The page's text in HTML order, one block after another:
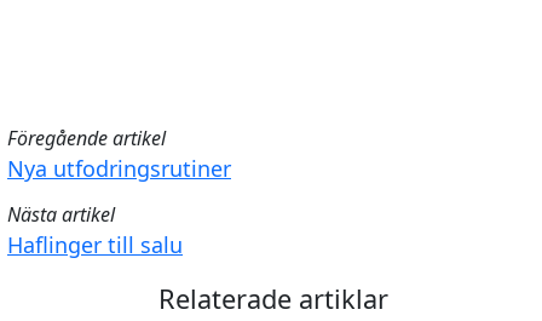
Föregående artikel
Nya utfodringsrutiner
Nästa artikel
Haflinger till salu
Relaterade artiklar